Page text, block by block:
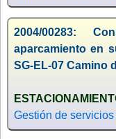
2004/00283:
aparcamiento en
SG-EL-07 Camino
Gestión de